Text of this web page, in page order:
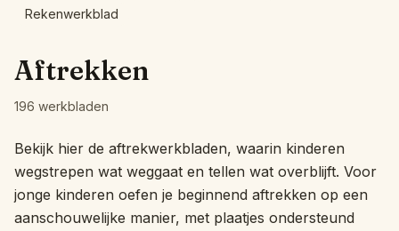
Werkblad-makers
Interactief
Taal: Nederlands
Rekenwerkblad
Aftrekken
196 werkbladen
Bekijk hier de aftrekwerkbladen, waarin kinderen
wegstrepen wat weggaat en tellen wat overblijft. Voor
jonge kinderen oefen je beginnend aftrekken op een
aanschouwelijke manier, met plaatjes ondersteund